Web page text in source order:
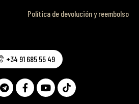
Política de devolución y reembolso
+34 91 685 55 49